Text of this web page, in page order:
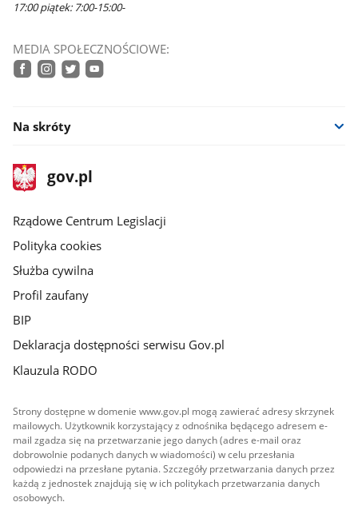
17:00 piątek: 7:00-15:00-
MEDIA SPOŁECZNOŚCIOWE:
Na skróty
stopka
gov.plStrona
gov.pl
Rządowe Centrum Legislacji
Polityka cookies
Służba cywilna
Profil zaufany
BIP
Deklaracja dostępności serwisu Gov.pl
Klauzula RODO
Strony dostępne w domenie www.gov.pl mogą zawierać adresy skrzynek
mailowych. Użytkownik korzystający z odnośnika będącego adresem e-
mail zgadza się na przetwarzanie jego danych (adres e-mail oraz
dobrowolnie podanych danych w wiadomości) w celu przesłania
odpowiedzi na przesłane pytania. Szczegóły przetwarzania danych przez
każdą z jednostek znajdują się w ich politykach przetwarzania danych
osobowych.